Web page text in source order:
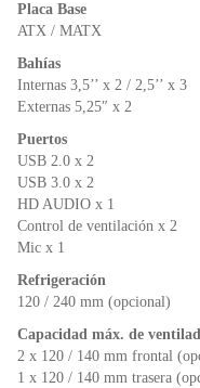
Placa Base
ATX / MATX
Bahías
Internas 3,5’’ x 2 / 2,5’’ x 3
Externas 5,25″ x 2
Puertos
USB 2.0 x 2
USB 3.0 x 2
HD AUDIO x 1
Control de ventilación x 2
Mic x 1
Refrigeración
120 / 240 mm (opcional)
Capacidad máx. de
2 x 120 / 140 mm frontal
1 x 120 / 140 mm trasera